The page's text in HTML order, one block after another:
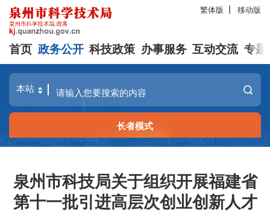
繁体版 移动版
首页 政务公开 科技政策 办事服务 互动交流 专题
长者模式
泉州市科技局关于组织开展福建省
第十一批引进高层次创业创新人才